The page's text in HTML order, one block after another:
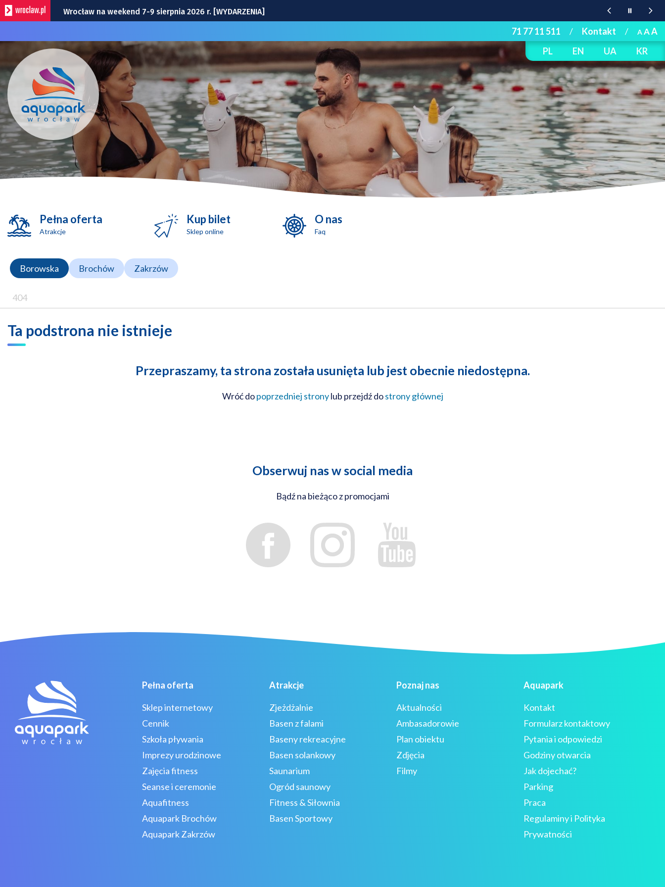
Wrocławska Potańcówka w sobotę, 8 sierpnia
Bitwa o Twierdzę w sobotę w Kłodzku. Co w programie?
Bezpłatny koncert Ferajny Hoovera w niedzielę na Komuny Paryskiej
Remont torów na Stawowej i Peronowej. Od 8 sierpnia zmiany dla kierowców i pasażerów MPK
71 77 11 511 / Kontakt / AAA
PL
EN UA KR
Pełna oferta
Atrakcje
Kup bilet
Sklep online
O nas
Faq
Borowska Brochów Zakrzów
404
Ta podstrona nie istnieje
Przepraszamy, ta strona została usunięta lub jest obecnie niedostępna.
Wróć dopoprzedniej stronylub przejdź dostrony głównej
Obserwuj nas w social media
Bądź na bieżąco z promocjami
Pełna oferta
Sklep internetowy
Cennik
Szkoła pływania
Imprezy urodzinowe
Zajęcia fitness
Seanse i ceremonie
Aquafitness
Aquapark Brochów
Aquapark Zakrzów
Atrakcje
Zjeżdżalnie
Basen z falami
Baseny rekreacyjne
Basen solankowy
Saunarium
Ogród saunowy
Fitness & Siłownia
Basen Sportowy
Poznaj nas
Aktualności
Ambasadorowie
Plan obiektu
Zdjęcia
Filmy
Aquapark
Kontakt
Formularz kontaktowy
Pytania i odpowiedzi
Godziny otwarcia
Jak dojechać?
Parking
Praca
Regulaminy i Polityka
Prywatności